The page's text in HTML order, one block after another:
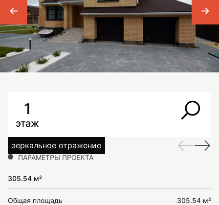
1
этаж
зеркальное отражение
ПАРАМЕТРЫ ПРОЕКТА
305.54 м²
Общая площадь 305.54 м²